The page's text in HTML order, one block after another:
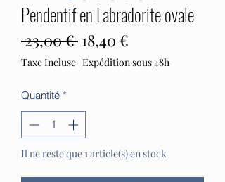
Pendentif en Labradorite ovale
23,00 € Prix
original
18,40 €
promotionnel
Taxe Incluse | Expédition sous 48h
Quantité *
Il ne reste que 1 article(s) en stock